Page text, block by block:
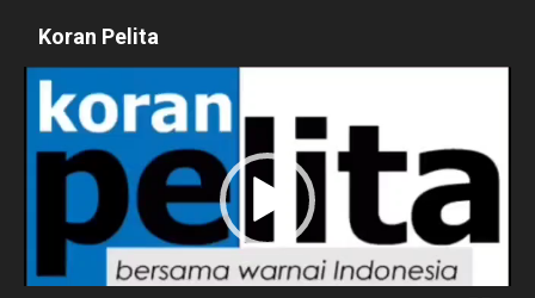
Koran Pelita
Pemutar
Video